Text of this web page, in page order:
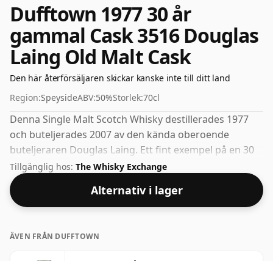
Dufftown 1977 30 år
gammal Cask 3516 Douglas
Laing Old Malt Cask
Den här återförsäljaren skickar kanske inte till ditt land
Region:SpeysideABV:50%Storlek:70cl
Denna Single Malt Scotch Whisky destillerades 1977
och buteljerades 2007 av den kända oberoende
buteljeraren Douglas Laing. Ett fint exempel på en 30
år gammal Speyside whisky från Dufftown. Vid 50 %
kan du säkert lägga till en droppe eller två anständigt
vatten till denna whisky för att förbättra konsistensen
och öppna spriten.
Tillgänglig hos: The Whisky Exchange
Alternativ i lager
ÄVEN FRÅN DUFFTOWN